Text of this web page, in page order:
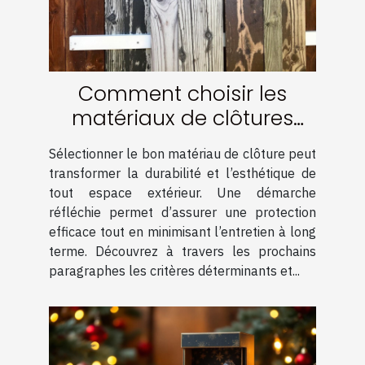
Comment choisir les
matériaux de clôtures
pour une durabilité
optimale ?
Sélectionner le bon matériau de clôture peut
transformer la durabilité et l’esthétique de
tout espace extérieur. Une démarche
réfléchie permet d’assurer une protection
efficace tout en minimisant l’entretien à long
terme. Découvrez à travers les prochains
paragraphes les critères déterminants et...